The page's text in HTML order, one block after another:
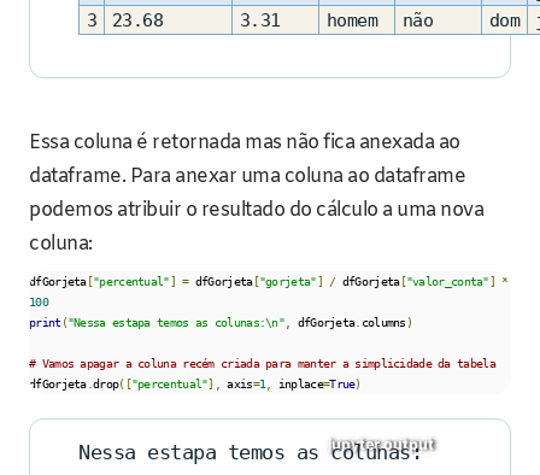
3
23.68 3.31 homem não dom
Essa coluna é retornada mas não fica anexada ao
dataframe. Para anexar uma coluna ao dataframe
podemos atribuir o resultado do cálculo a uma nova
coluna:
dfGorjeta["percentual"] = dfGorjeta["gorjeta"] / dfGorjeta["valor_conta"]
*
100
print ("Nessa estapa temos as colunas:\n" dfGorjeta. columns )
# Vamos apagar a coluna recém criada para manter a simplicidade da tabela
dfGorjeta.drop(["percentual"], axis=1 inplace=True)
Nessa estapa temos as colunas: